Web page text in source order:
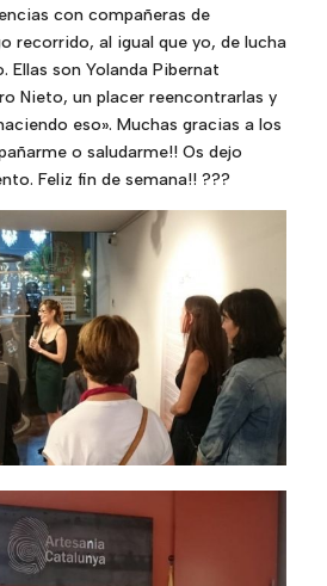
con compañeras de
recorrido, al igual que yo, de lucha
Ellas son Yolanda Pibernat
Nieto, un placer reencontrarlas y
eso». Muchas gracias a los
o saludarme!! Os dejo
Feliz fin de semana!! ???